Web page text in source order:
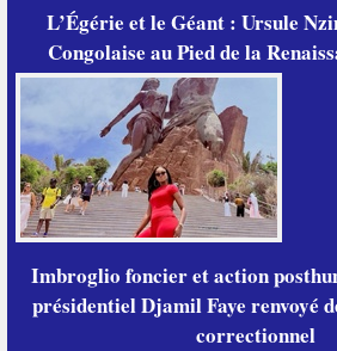
L’Égérie et le Géant : Ursule
Congolaise au Pied de la
Imbroglio foncier et action
présidentiel Djamil Faye renvoyé
correctionnel